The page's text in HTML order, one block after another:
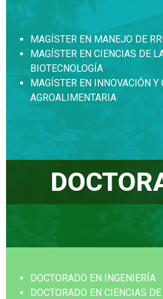
MAGÍSTER EN MANEJO DE
MAGÍSTER EN CIENCIAS DE
BIOTECNOLOGÍA
MAGÍSTER EN INNOVACIÓN Y
AGROALIMENTARIA
DOCTORADO EN INGENIERÍA
DOCTORADO EN CIENCIAS